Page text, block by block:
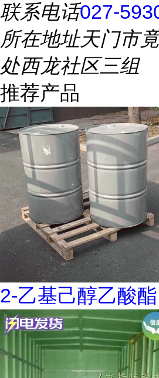
联系电话027-
所在地址天门市
处西龙社区三组
推荐产品
2-乙基己醇乙酸酯